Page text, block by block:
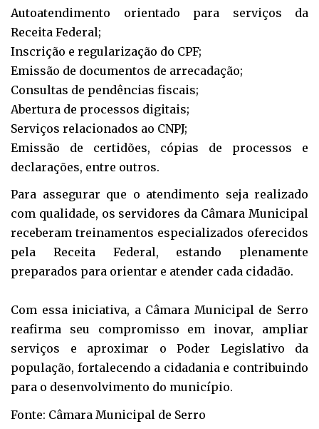
Autoatendimento orientado para serviços da
Receita Federal;
Inscrição e regularização do CPF;
Emissão de documentos de arrecadação;
Consultas de pendências fiscais;
Abertura de processos digitais;
Serviços relacionados ao CNPJ;
Emissão de certidões, cópias de processos e
declarações, entre outros.
Para assegurar que o atendimento seja realizado
com qualidade, os servidores da Câmara Municipal
receberam treinamentos especializados oferecidos
pela Receita Federal, estando plenamente
preparados para orientar e atender cada cidadão.
Com essa iniciativa, a Câmara Municipal de Serro
reafirma seu compromisso em inovar, ampliar
serviços e aproximar o Poder Legislativo da
população, fortalecendo a cidadania e contribuindo
para o desenvolvimento do município.
Fonte: Câmara Municipal de Serro